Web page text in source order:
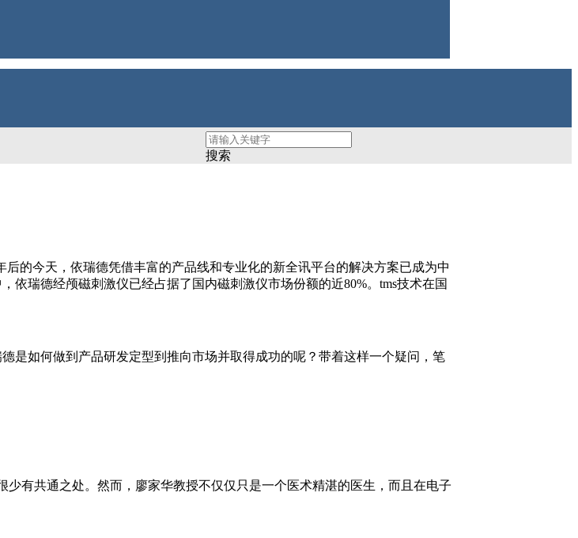
监廖家华教授-新全讯平台
搜索
今天，依瑞德凭借丰富的产品线和专业化的新全讯平台的解决方案已成为中
瑞德经颅磁刺激仪已经占据了国内磁刺激仪市场份额的近80%。tms技术在国
如何做到产品研发定型到推向市场并取得成功的呢？带着这样一个疑问，笔
共通之处。然而，廖家华教授不仅仅只是一个医术精湛的医生，而且在电子